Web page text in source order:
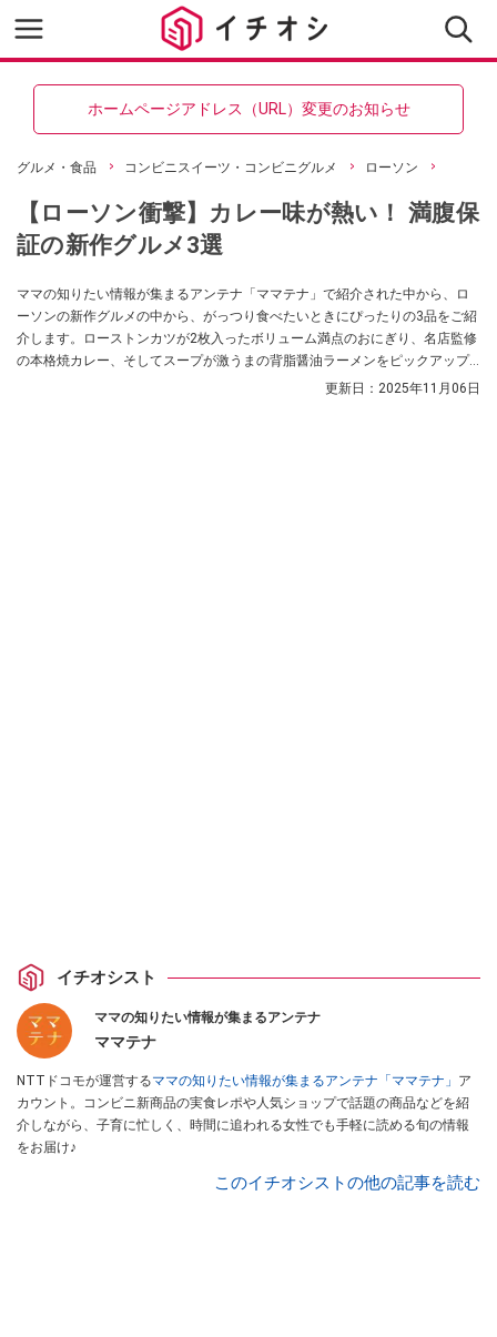
ホームページアドレス（URL）変更のお知らせ
グルメ・食品 コンビニスイーツ・コンビニグルメ ローソン
【ローソン衝撃】カレー味が熱い！ 満腹保
証の新作グルメ3選
ママの知りたい情報が集まるアンテナ「ママテナ」で紹介された中から、ロ
ーソンの新作グルメの中から、がっつり食べたいときにぴったりの3品をご紹
介します。ローストンカツが2枚入ったボリューム満点のおにぎり、名店監修
の本格焼カレー、そしてスープが激うまの背脂醤油ラーメンをピックアップ
更新日： 2025年11月06日
イチオシスト
ママの知りたい情報が集まるアンテナ
ママテナ
NTTドコモが運営するママの知りたい情報が集まるアンテナ「ママテナ」 ア
カウント。コンビニ新商品の実食レポや人気ショップで話題の商品などを紹
介しながら、子育に忙しく、時間に追われる女性でも手軽に読める旬の情報
をお届け♪
このイチオシストの他の記事を読む